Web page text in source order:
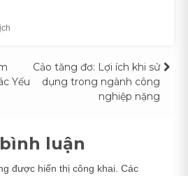
Yếu
Cảo tăng đơ: Lợi ích khi sử
dụng trong ngành công
nghiệp nặng
luận
được hiển thị công khai. Các